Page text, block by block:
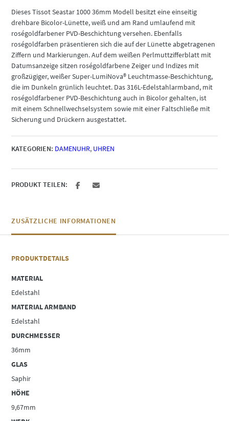
Dieses Tissot Seastar 1000 36mm Modell besitzt eine einseitig
drehbare Bicolor-Lünette, weiß und am Rand umlaufend mit
roségoldfarbener PVD-Beschichtung versehen. Ebenfalls
roségoldfarben präsentieren sich die auf der Lünette abgetragenen
Ziffern und Markierungen. Auf dem weißen Perlmuttzifferblatt mit
Datumsanzeige sitzen roségoldfarbene Zeiger und Indizes mit
großzügiger, weißer Super-LumiNova® Leuchtmasse-Beschichtung,
die im Dunkeln grünlich leuchtet. Das 316L-Edelstahlarmband, mit
roségoldfarbener PVD-Beschichtung auch in Bicolor gehalten, ist
mit einem Schnellwechselsystem sowie mit einer Faltschließe mit
Sicherung und Drückern ausgestattet.
KATEGORIEN: DAMENUHR, UHREN
PRODUKT TEILEN:
ZUSÄTZLICHE INFORMATIONEN
PRODUKTDETAILS
MATERIAL
Edelstahl
MATERIAL ARMBAND
Edelstahl
DURCHMESSER
36mm
GLAS
Saphir
HÖHE
9,67mm